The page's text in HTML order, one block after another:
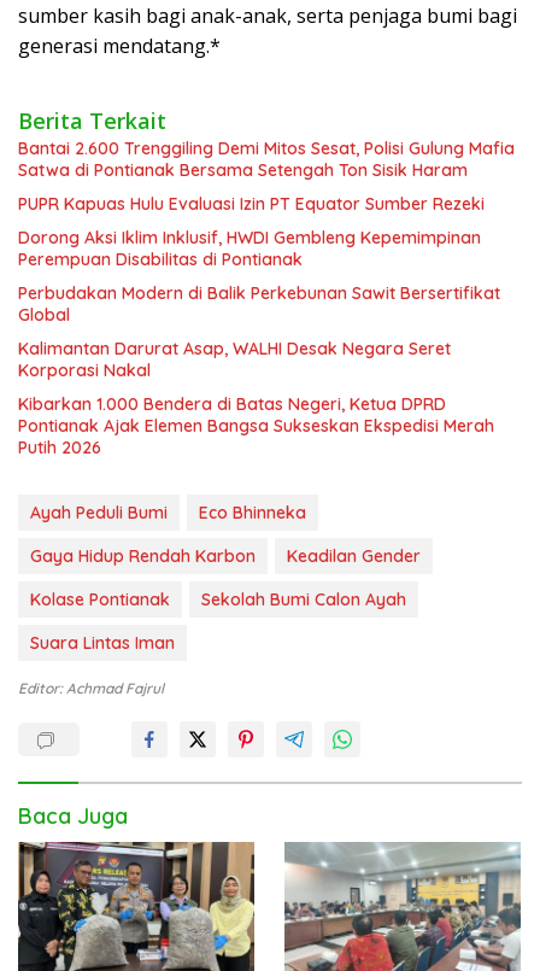
sumber kasih bagi anak-anak, serta penjaga bumi bagi
generasi mendatang.*
Berita Terkait
Bantai 2.600 Trenggiling Demi Mitos Sesat, Polisi Gulung Mafia
Satwa di Pontianak Bersama Setengah Ton Sisik Haram
PUPR Kapuas Hulu Evaluasi Izin PT Equator Sumber Rezeki
Dorong Aksi Iklim Inklusif, HWDI Gembleng Kepemimpinan
Perempuan Disabilitas di Pontianak
Perbudakan Modern di Balik Perkebunan Sawit Bersertifikat
Global
Kalimantan Darurat Asap, WALHI Desak Negara Seret
Korporasi Nakal
Kibarkan 1.000 Bendera di Batas Negeri, Ketua DPRD
Pontianak Ajak Elemen Bangsa Sukseskan Ekspedisi Merah
Putih 2026
Ayah Peduli Bumi
Eco Bhinneka
Gaya Hidup Rendah Karbon
Keadilan Gender
Kolase Pontianak
Sekolah Bumi Calon Ayah
Suara Lintas Iman
Editor: Achmad Fajrul
Baca Juga